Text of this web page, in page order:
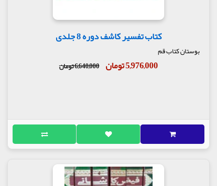
کتاب تفسیر کاشف دوره 8 جلدی
بوستان کتاب قم
5,976,000 تومان 6,640,000 تومان